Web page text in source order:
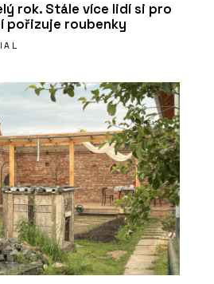
rok. Stále více lidí si pro
pořizuje roubenky